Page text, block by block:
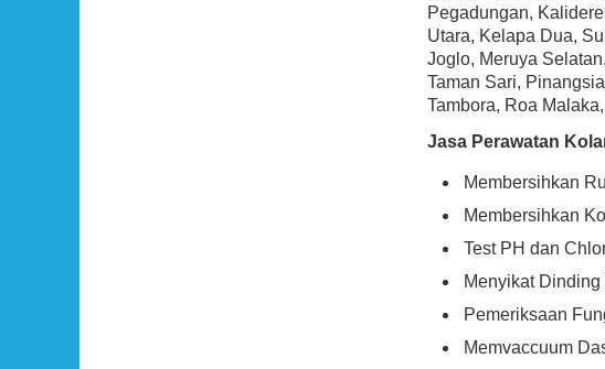
Pegadungan,
Utara, Kelapa Dua,
Joglo, Meruya
Taman Sari,
Tambora, Roa
Jasa Perawatan
Membersihkan
Membersihkan
Test PH dan
Menyikat
Pemeriksaan
Memvaccuum